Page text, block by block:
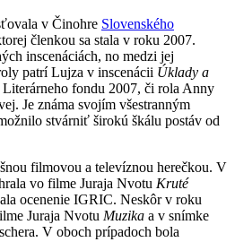
v Činohre Slovenského
členkou sa stala v roku 2007.
inscenáciách, no medzi jej
patrí Lujza v inscenácii Úklady a
fondu 2007, či rola Anny
Je známa svojím všestranným
stvárniť širokú škálu postáv od
filmovou a televíznou herečkou. V
vo filme Juraja Nvotu Kruté
ocenenie IGRIC. Neskôr v roku
Juraja Nvotu Muzika a v snímke
V oboch prípadoch bola